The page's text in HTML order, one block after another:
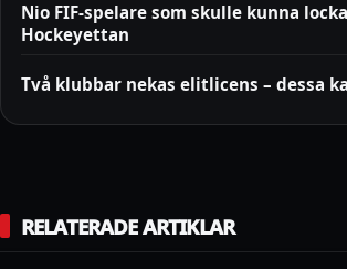
Nio FIF-spelare som skulle kunna
Hockeyettan
Två klubbar nekas elitlicens – dessa
RELATERADE ARTIKLAR